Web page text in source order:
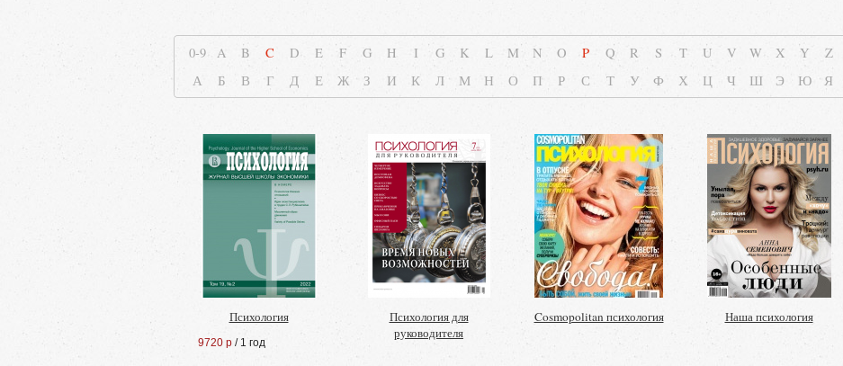
0-9 A B C D E F G H I G K L M N O P Q R S T U V W X Y
Z
А
Б В Г Д Е Ж З И К Л М Н О П Р С Т У Ф Х Ц Ч Ш Э Ю Я
Психология
9720 р / 1 год
Психология для
руководителя
Cosmopolitan психология Наша психология